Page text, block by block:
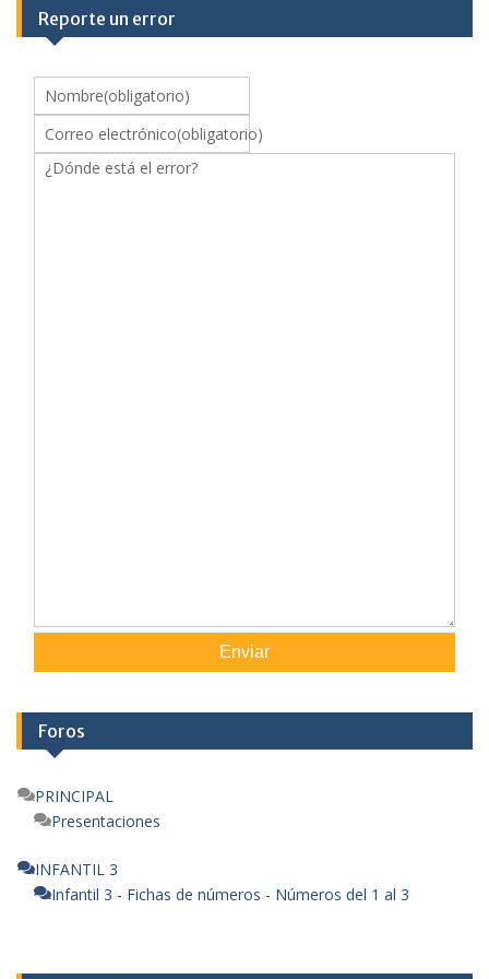
Reporte un error
Nombre(obligatorio)
Correo electrónico(obligatorio)
¿Dónde está el error?
Enviar
Foros
PRINCIPAL
Presentaciones
INFANTIL 3
Infantil 3 - Fichas de números - Números del 1 al 3